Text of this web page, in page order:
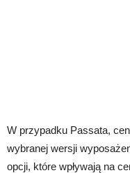
W przypadku Passata,
wybranej wersji
opcji, które wpływają na